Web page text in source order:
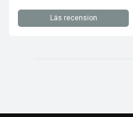
Läs recension